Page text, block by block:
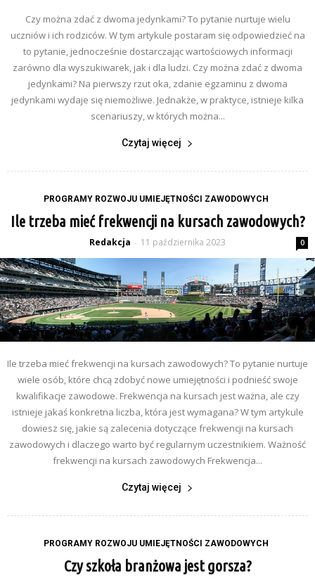
Czy można zdać z dwoma jedynkami? To pytanie nurtuje wielu
uczniów i ich rodziców. W tym artykule postaram się odpowiedzieć na
to pytanie, jednocześnie dostarczając wartościowych informacji
zarówno dla wyszukiwarek, jak i dla ludzi. Czy można zdać z dwoma
jedynkami? Na pierwszy rzut oka, zdanie egzaminu z dwoma
jedynkami wydaje się niemożliwe. Jednakże, w praktyce, istnieje kilka
scenariuszy, w których można...
Czytaj więcej
PROGRAMY ROZWOJU UMIEJĘTNOŚCI ZAWODOWYCH
Ile trzeba mieć frekwencji na kursach zawodowych?
Redakcja - 11 października 2023 0
Ile trzeba mieć frekwencji na kursach zawodowych? To pytanie nurtuje
wiele osób, które chcą zdobyć nowe umiejętności i podnieść swoje
kwalifikacje zawodowe. Frekwencja na kursach jest ważna, ale czy
istnieje jakaś konkretna liczba, która jest wymagana? W tym artykule
dowiesz się, jakie są zalecenia dotyczące frekwencji na kursach
zawodowych i dlaczego warto być regularnym uczestnikiem. Ważność
frekwencji na kursach zawodowych Frekwencja...
Czytaj więcej
PROGRAMY ROZWOJU UMIEJĘTNOŚCI ZAWODOWYCH
Czy szkoła branżowa jest gorsza?